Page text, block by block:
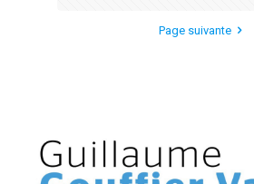
Page suivante